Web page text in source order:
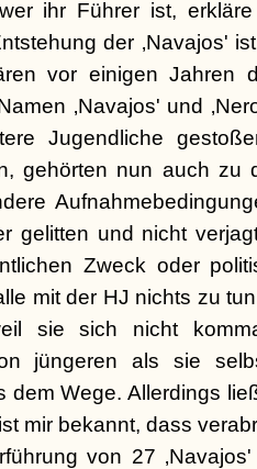
ihr Führer ist,
der ‚Navajos'
vor einigen Jahren
‚Navajos' und
Jugendliche
gehörten nun auch zu
gelitten und nicht
Zweck oder
mit der HJ nichts zu
sie sich nicht
jüngeren als sie
dem Wege. Allerdings
mir bekannt, dass
von 27